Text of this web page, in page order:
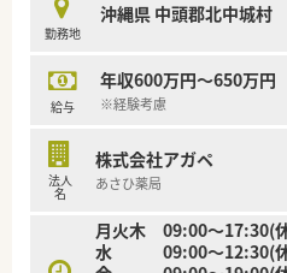
勤務地
沖縄県 中頭郡北中城村
給与
年収600万円～650万円
※経験考慮
法人
名
株式会社アガペ
あさひ薬局
月火木 09:00～17:30(
水 09:00～12:30(休